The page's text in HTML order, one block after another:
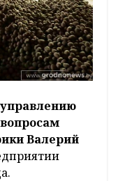
Валерий